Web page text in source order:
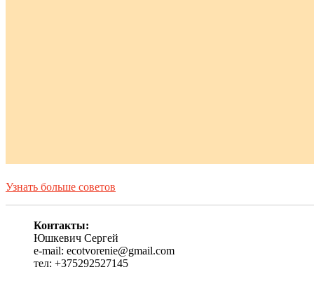
Узнать больше советов
Контакты:
Юшкевич Сергей
e-mail: ecotvorenie@gmail.com
тел: +375292527145